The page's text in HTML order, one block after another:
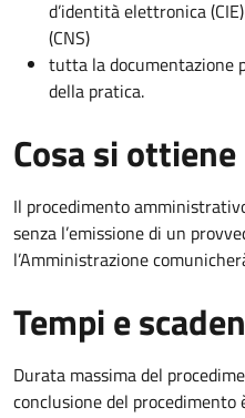
d’identità elettronica
(CNS)
tutta la documentazione
della pratica.
Cosa si ottiene
Il procedimento
senza l’emissione di un
l’Amministrazione
Tempi e
Durata massima del
conclusione del procedimento